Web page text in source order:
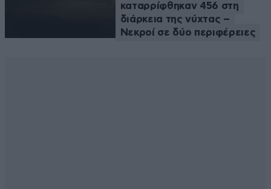
καταρρίφθηκαν 456 στη
διάρκεια της νύχτας –
Νεκροί σε δύο περιφέρειες